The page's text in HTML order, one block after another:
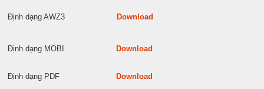
Định dạng AWZ3 Download
Định dạng MOBI Download
Định dạng PDF Download